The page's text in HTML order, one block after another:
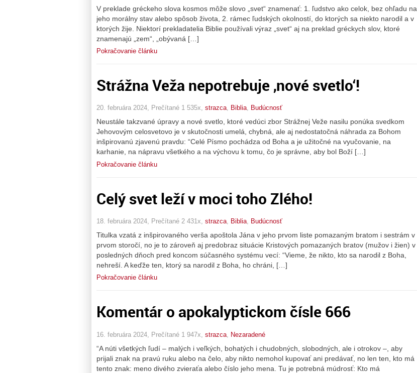
V preklade gréckeho slova kosmos môže slovo „svet“ znamenať: 1. ľudstvo ako celok, bez ohľadu na
jeho morálny stav alebo spôsob života, 2. rámec ľudských okolností, do ktorých sa niekto narodil a v
ktorých žije. Niektorí prekladatelia Biblie používali výraz „svet“ aj na preklad gréckych slov, ktoré
znamenajú „zem“, „obývaná […]
Pokračovanie článku
Strážna Veža nepotrebuje ‚nové svetlo‘!
20. februára 2024, Prečítané 1 535x, strazca, Biblia, Budúcnosť
Neustále takzvané úpravy a nové svetlo, ktoré vedúci zbor Strážnej Veže nasilu ponúka svedkom
Jehovovým celosvetovo je v skutočnosti umelá, chybná, ale aj nedostatočná náhrada za Bohom
inšpirovanú zjavenú pravdu: “Celé Písmo pochádza od Boha a je užitočné na vyučovanie, na
karhanie, na nápravu všetkého a na výchovu k tomu, čo je správne, aby bol Boží […]
Pokračovanie článku
Celý svet leží v moci toho Zlého!
18. februára 2024, Prečítané 2 431x, strazca, Biblia, Budúcnosť
Titulka vzatá z inšpirovaného verša apoštola Jána v jeho prvom liste pomazaným bratom i sestrám v
prvom storočí, no je to zároveň aj predobraz situácie Kristových pomazaných bratov (mužov i žien) v
posledných dňoch pred koncom súčasného systému vecí: “Vieme, že nikto, kto sa narodil z Boha,
nehreší. A keďže ten, ktorý sa narodil z Boha, ho chráni, […]
Pokračovanie článku
Komentár o apokalyptickom čísle 666
16. februára 2024, Prečítané 1 947x, strazca Nezaradené
“A núti všetkých ľudí – malých i veľkých, bohatých i chudobných, slobodných, ale i otrokov –, aby
prijali znak na pravú ruku alebo na čelo, aby nikto nemohol kupovať ani predávať, no len ten, kto má
tento znak: meno divého zvieraťa alebo číslo jeho mena. Tu je potrebná múdrosť: Kto má